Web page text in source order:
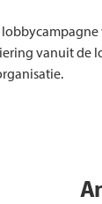
vanuit de